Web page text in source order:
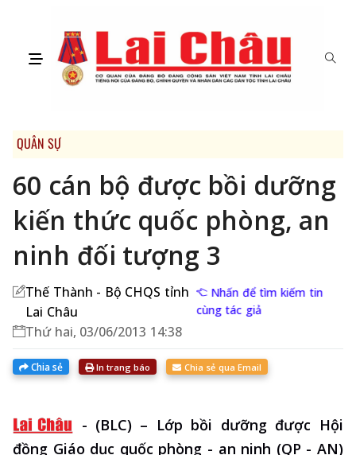
QUÂN SỰ
60 cán bộ được bồi dưỡng
kiến thức quốc phòng, an
ninh đối tượng 3
Thế Thành - Bộ CHQS tỉnh
Lai Châu
Nhấn để tìm kiếm tin
cùng tác giả
Thứ hai, 03/06/2013 14:38
Chia sẻ In trang báo Chia sẻ qua Email
- (BLC) – Lớp bồi dưỡng được Hội
đồng Giáo dục quốc phòng - an ninh (QP - AN)